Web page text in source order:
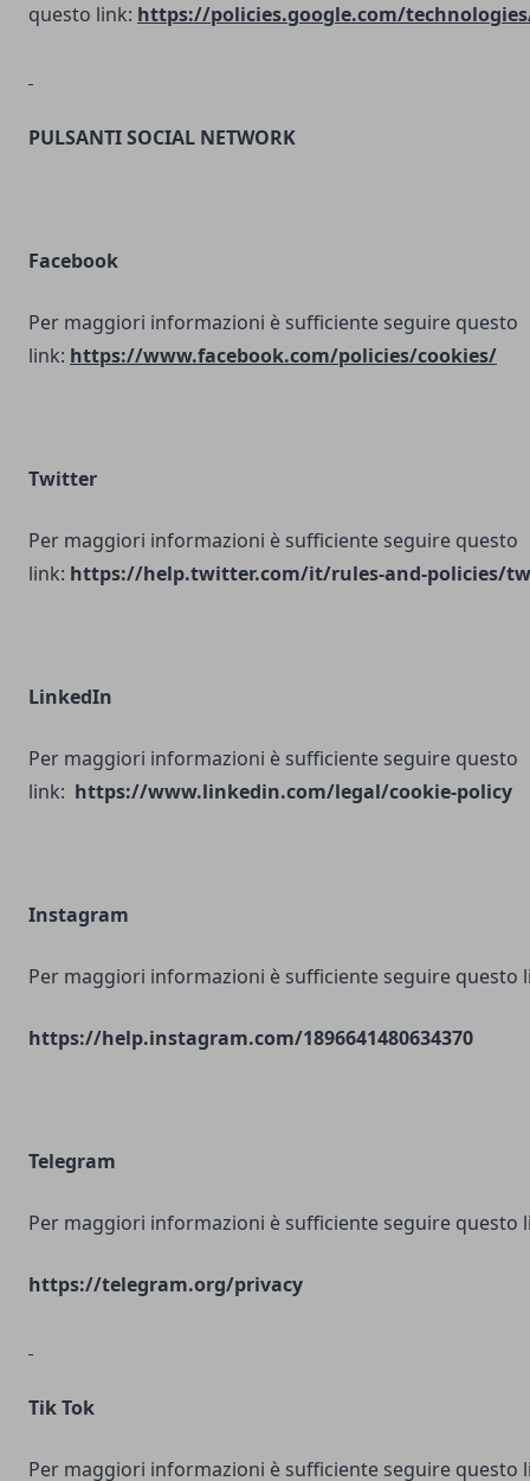
questo link: https://policies.google.com/
PULSANTI SOCIAL NETWORK
Facebook
Per maggiori informazioni è sufficiente seguire questo
link: https://www.facebook.com/policies/cookies/
Twitter
Per maggiori informazioni è sufficiente seguire questo
link: https://help.twitter.com/it/rules-and-policies/
LinkedIn
Per maggiori informazioni è sufficiente seguire questo
link: https://www.linkedin.com/legal/cookie-policy
Instagram
Per maggiori informazioni è sufficiente seguire questo
https://help.instagram.com/1896641480634370
Telegram
Per maggiori informazioni è sufficiente seguire questo
https://telegram.org/privacy
Tik Tok
Per maggiori informazioni è sufficiente seguire questo